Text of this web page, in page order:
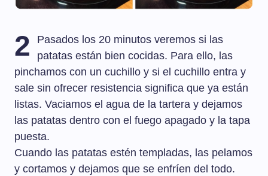
2
Pasados los 20 minutos veremos si las
patatas están bien cocidas. Para ello, las
pinchamos con un cuchillo y si el cuchillo entra y
sale sin ofrecer resistencia significa que ya están
listas. Vaciamos el agua de la tartera y dejamos
las patatas dentro con el fuego apagado y la tapa
puesta.
Cuando las patatas estén templadas, las pelamos
y cortamos y dejamos que se enfríen del todo.